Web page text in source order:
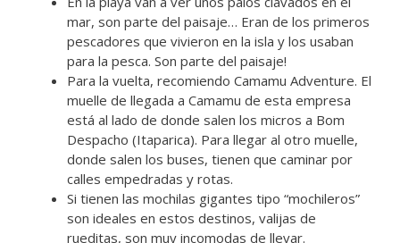
mar, son parte del paisaje… Eran de los primeros
pescadores que vivieron en la isla y los usaban
para la pesca. Son parte del paisaje!
Para la vuelta, recomiendo Camamu Adventure. El
muelle de llegada a Camamu de esta empresa
está al lado de donde salen los micros a Bom
Despacho (Itaparica). Para llegar al otro muelle,
donde salen los buses, tienen que caminar por
calles empedradas y rotas.
Si tienen las mochilas gigantes tipo “mochileros”
son ideales en estos destinos, valijas de
rueditas, son muy incomodas de llevar.